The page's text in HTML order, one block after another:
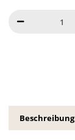
Beschreibung